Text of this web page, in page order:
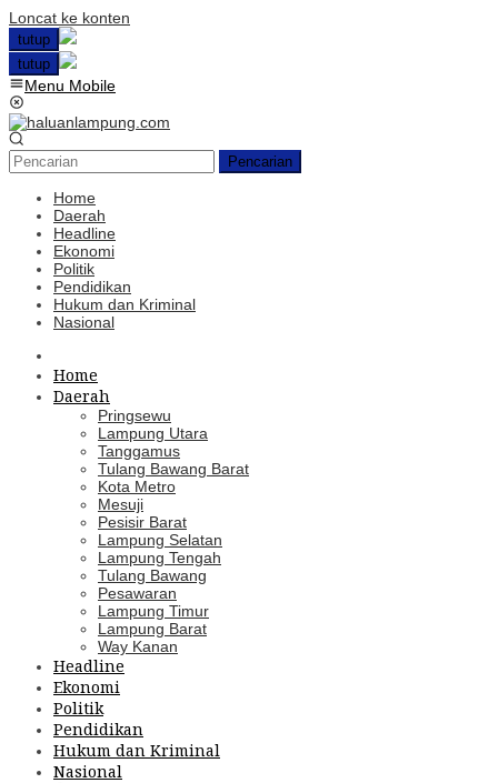
Loncat ke konten
tutup
tutup
Menu Mobile
Pencarian
Home
Daerah
Headline
Ekonomi
Politik
Pendidikan
Hukum dan Kriminal
Nasional
Home
Daerah
Pringsewu
Lampung Utara
Tanggamus
Tulang Bawang Barat
Kota Metro
Mesuji
Pesisir Barat
Lampung Selatan
Lampung Tengah
Tulang Bawang
Pesawaran
Lampung Timur
Lampung Barat
Way Kanan
Headline
Ekonomi
Politik
Pendidikan
Hukum dan Kriminal
Nasional